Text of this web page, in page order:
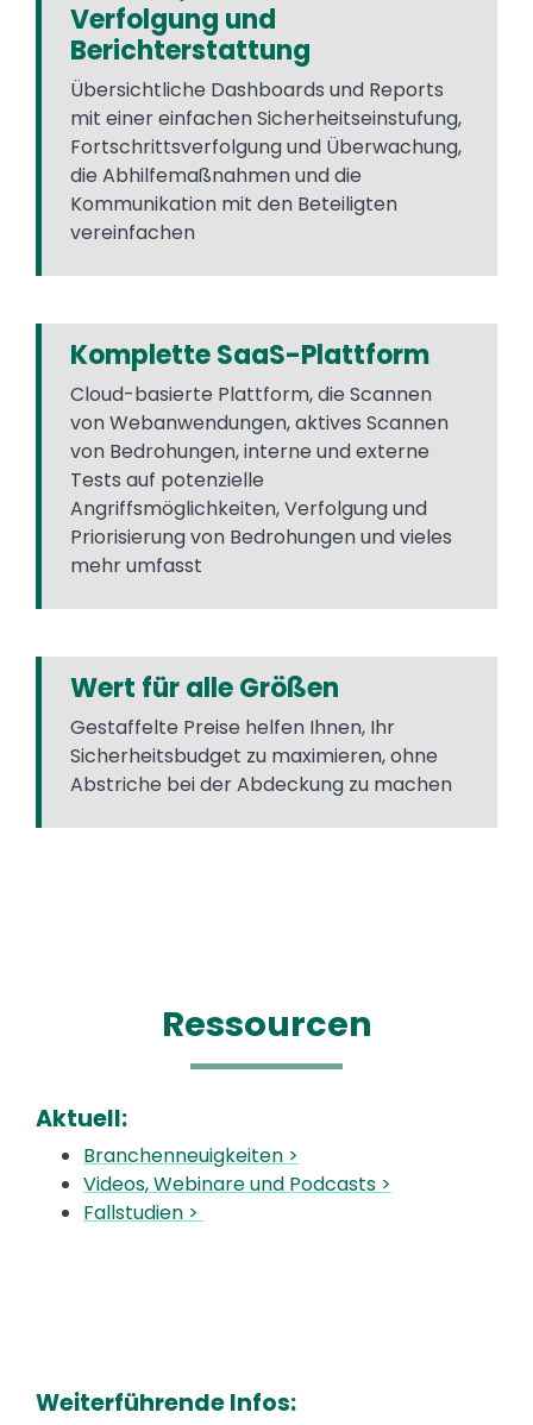
Verfolgung und
Berichterstattung
Übersichtliche Dashboards und Reports
mit einer einfachen Sicherheitseinstufung,
Fortschrittsverfolgung und Überwachung,
die Abhilfemaßnahmen und die
Kommunikation mit den Beteiligten
vereinfachen
Komplette SaaS-Plattform
Cloud-basierte Plattform, die Scannen
von Webanwendungen, aktives Scannen
von Bedrohungen, interne und externe
Tests auf potenzielle
Angriffsmöglichkeiten, Verfolgung und
Priorisierung von Bedrohungen und vieles
mehr umfasst
Wert für alle Größen
Gestaffelte Preise helfen Ihnen, Ihr
Sicherheitsbudget zu maximieren, ohne
Abstriche bei der Abdeckung zu machen
Ressourcen
Aktuell:
Branchenneuigkeiten >
Videos, Webinare und Podcasts >
Fallstudien >
Weiterführende Infos: